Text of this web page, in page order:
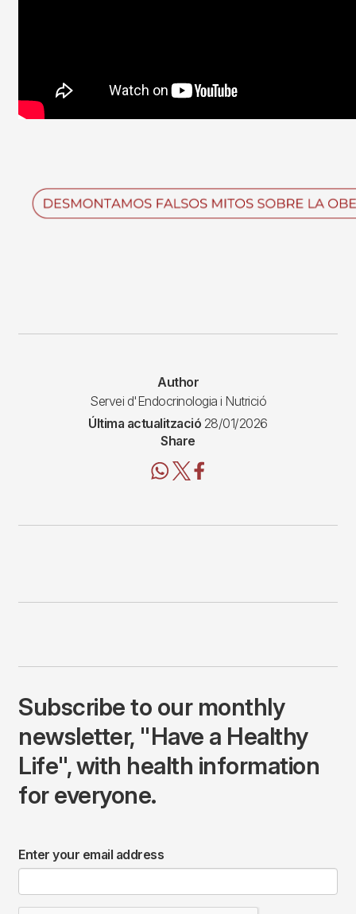
Imagen
Author
Servei d'Endocrinologia i Nutrició
Última actualització 28/01/2026
Share
Subscribe to our monthly
newsletter, "Have a Healthy
Life", with health information
for everyone.
Enter your email address